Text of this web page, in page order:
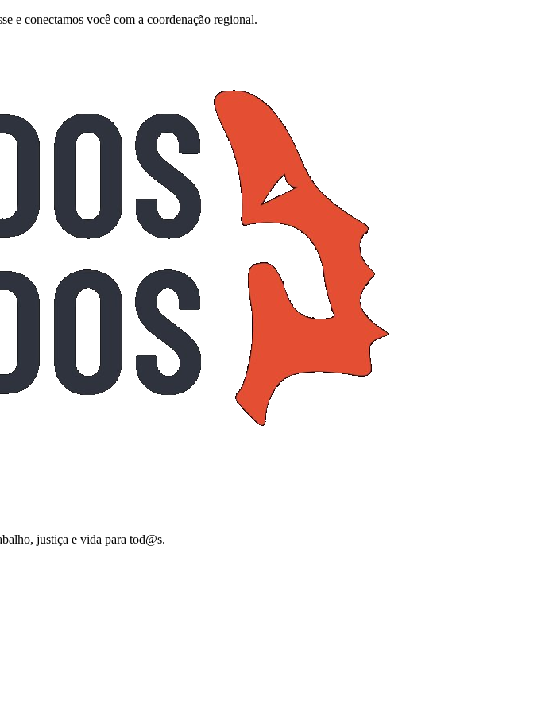
e conectamos você com a coordenação regional.
justiça e vida para tod@s.